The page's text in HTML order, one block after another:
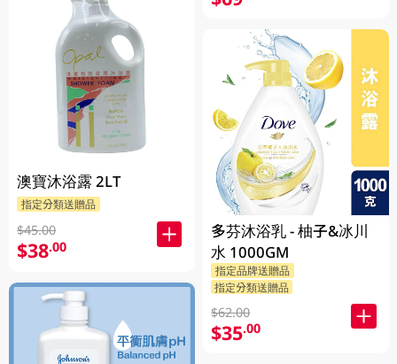
澳寶沐浴露 2LT
指定分類送贈品
$45.00
$38.00
多芬沐浴乳 - 柚子&冰川
水 1000GM
指定品牌送贈品
指定分類送贈品
$62.00
$35.00